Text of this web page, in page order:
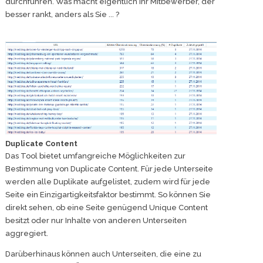
besser rankt, anders als Sie ... ?
Duplicate Content
Das Tool bietet umfangreiche Möglichkeiten zur
Bestimmung von Duplicate Content. Für jede Unterseite
werden alle Duplikate aufgelistet, zudem wird für jede
Seite ein Einzigartigkeitsfaktor bestimmt. So können Sie
direkt sehen, ob eine Seite genügend Unique Content
besitzt oder nur Inhalte von anderen Unterseiten
aggregiert.
Darüberhinaus können auch Unterseiten, die eine zu